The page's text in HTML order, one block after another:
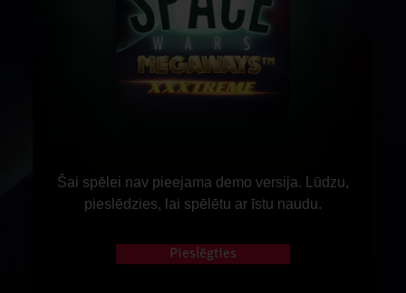
Šai spēlei nav pieejama demo versija. Lūdzu,
pieslēdzies, lai spēlētu ar īstu naudu.
Pieslēgties